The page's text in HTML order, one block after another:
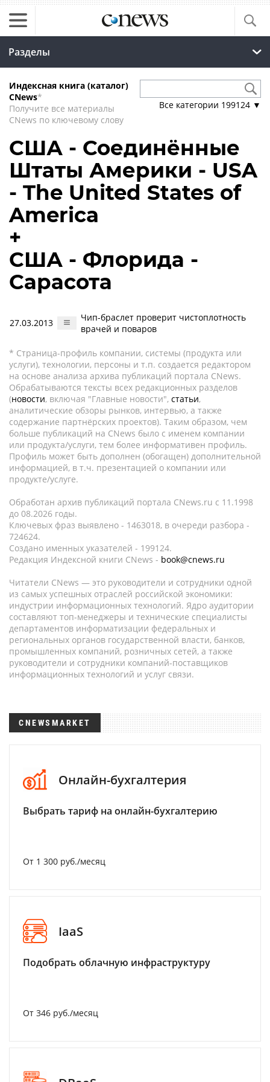
Разделы
Индексная книга (каталог)
CNews*
Получите все материалы
CNews по ключевому слову
Все категории 199124 ▼
США - Соединённые
Штаты Америки - USA
- The United States of
America
+
США - Флорида -
Сарасота
27.03.2013
Чип-браслет проверит чистоплотность
врачей и поваров
* Страница-профиль компании, системы (продукта или
услуги), технологии, персоны и т.п. создается редактором
на основе анализа архива публикаций портала CNews.
Обрабатываются тексты всех редакционных разделов
(новости, включая "Главные новости", статьи,
аналитические обзоры рынков, интервью, а также
содержание партнёрских проектов). Таким образом, чем
больше публикаций на CNews было с именем компании
или продукта/услуги, тем более информативен профиль.
Профиль может быть дополнен (обогащен) дополнительной
информацией, в т.ч. презентацией о компании или
продукте/услуге.
Обработан архив публикаций портала CNews.ru c 11.1998
до 08.2026 годы.
Ключевых фраз выявлено - 1463018, в очереди разбора -
724624.
Создано именных указателей - 199124.
Редакция Индексной книги CNews - book@cnews.ru
Читатели CNews — это руководители и сотрудники одной
из самых успешных отраслей российской экономики:
индустрии информационных технологий. Ядро аудитории
составляют топ-менеджеры и технические специалисты
департаментов информатизации федеральных и
региональных органов государственной власти, банков,
промышленных компаний, розничных сетей, а также
руководители и сотрудники компаний-поставщиков
информационных технологий и услуг связи.
CNEWSMARKET
Онлайн-бухгалтерия
Выбрать тариф на онлайн-бухгалтерию
От 1 300 руб./месяц
IaaS
Подобрать облачную инфраструктуру
От 346 руб./месяц